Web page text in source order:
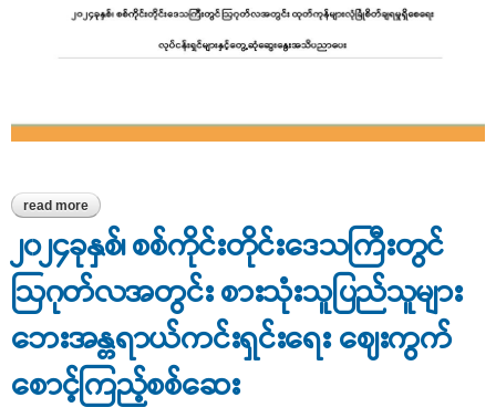
read more about ၂၀၂၄ခုနှစ်၊ စစ်ကိုင်းတိုင်းဒေသကြီးတွင် ဩဂုတ်လအတွင်း
ထုတ်ကုန်များလုံခြုံစိတ်ချရမှုရှိစေရေး လုပ်ငန်းရှင်များနှင့်တွေ့ဆုံ
ဆွေးနွေးအသိပညာပေး
၂၀၂၄ခုနှစ်၊ စစ်ကိုင်းတိုင်းဒေသကြီးတွင်
ဩဂုတ်လအတွင်း စားသုံးသူပြည်သူများ
ဘေးအန္တရာယ်ကင်းရှင်းရေး ဈေးကွက်
စောင့်ကြည့်စစ်ဆေး